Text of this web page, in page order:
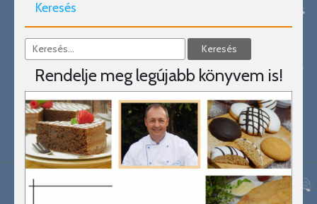
Keresés
Rendelje meg legújabb könyvem is!